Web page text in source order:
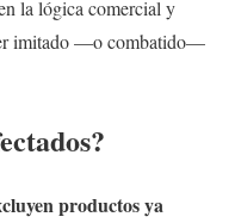
la lógica comercial y
imitado —o combatido—
productos ya